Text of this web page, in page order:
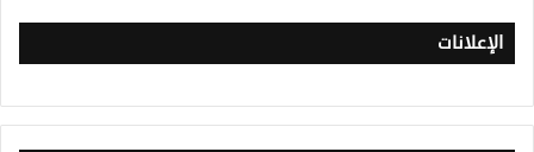
الإعلانات